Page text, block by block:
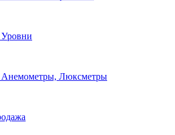
Уровни
Анемометры, Люксметры